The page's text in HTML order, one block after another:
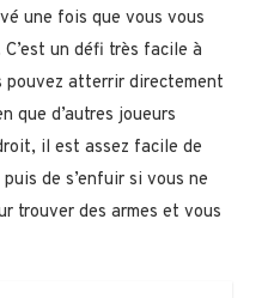
une fois que vous vous
un défi très facile à
pouvez atterrir directement
que d’autres joueurs
il est assez facile de
de s’enfuir si vous ne
trouver des armes et vous